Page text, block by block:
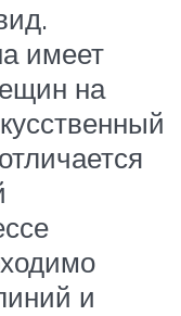
имеет
на
и